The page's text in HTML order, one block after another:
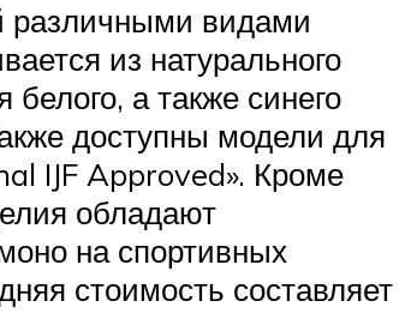
различными видами
из натурального
а также синего
доступны модели для
IJF Approved». Кроме
обладают
на спортивных
стоимость составляет